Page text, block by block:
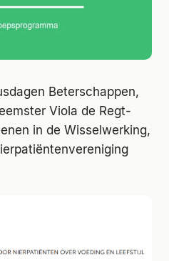
Beterschappen,
Viola de Regt-
in de Wisselwerking,